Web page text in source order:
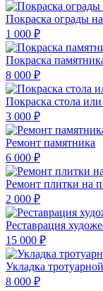
Покраска ограды
1 000 ₽
Покраска
8 000 ₽
Покраска стола
3 000 ₽
Ремонт памятника
6 000 ₽
Ремонт плитки на
2 000 ₽
Реставрация
15 000 ₽
Укладка
8 000 ₽